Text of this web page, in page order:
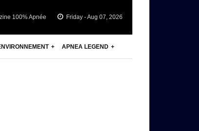
100% Apnée Friday - Aug 07, 2026
APNEA LEGEND